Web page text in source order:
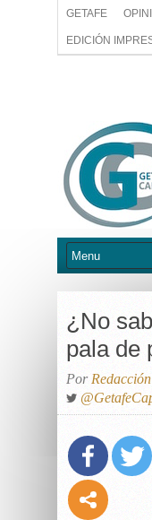
GETAFE
EDICIÓN
¿No
pala de
Por Redacción